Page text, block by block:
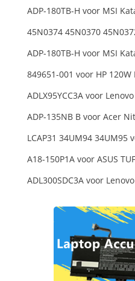
ADP-180TB-H voor MSI
ADP-180TB-H voor MSI
849651-001 voor HP
ADLX95YCC3A voor
A18-150P1A voor ASUS